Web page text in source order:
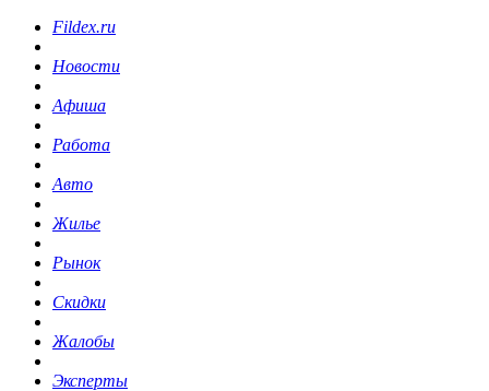
Fildex.ru
Новости
Афиша
Работа
Авто
Жилье
Рынок
Скидки
Жалобы
Эксперты